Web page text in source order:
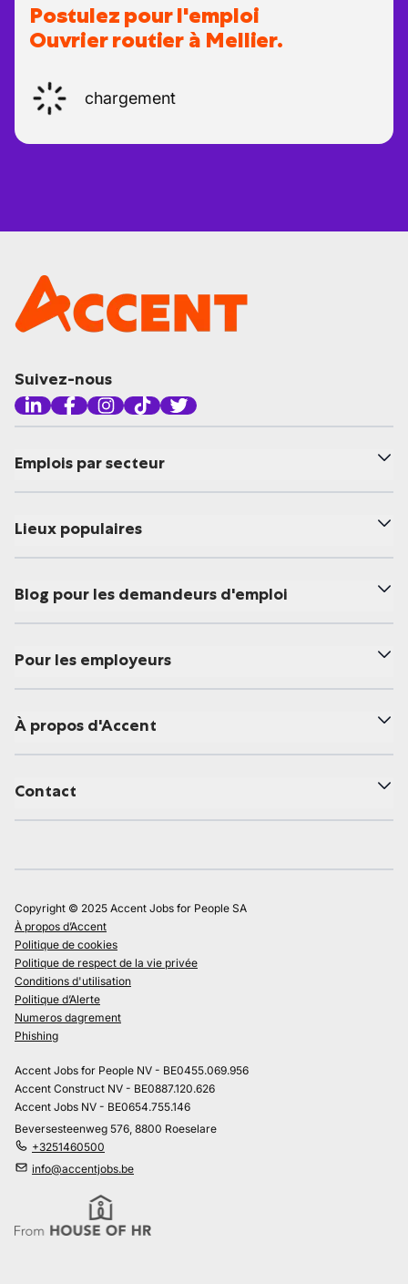
Postulez pour l'emploi
Ouvrier routier à Mellier.
chargement
Suivez-nous
Emplois par secteur
Lieux populaires
Blog pour les demandeurs d'emploi
Pour les employeurs
À propos d'Accent
Contact
Copyright © 2025 Accent Jobs for People SA
À propos d’Accent
Politique de cookies
Politique de respect de la vie privée
Conditions d'utilisation
Politique d’Alerte
Numeros dagrement
Phishing
Accent Jobs for People NV - BE0455.069.956
Accent Construct NV - BE0887.120.626
Accent Jobs NV - BE0654.755.146
Beversesteenweg 576, 8800 Roeselare
+3251460500
info@accentjobs.be